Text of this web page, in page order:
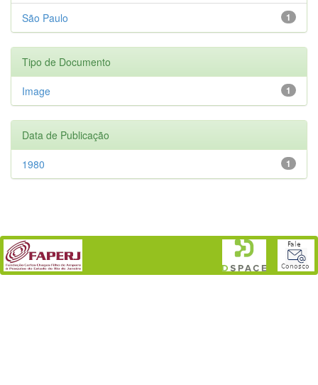
1
São Paulo
Tipo de Documento
1
Image
Data de Publicação
1
1980